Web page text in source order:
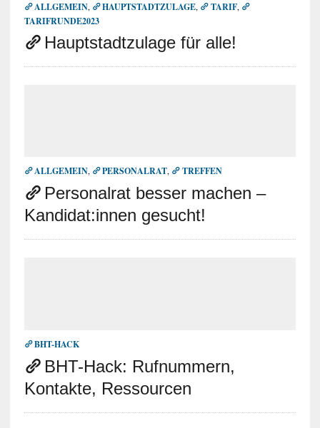
ALLGEMEIN, HAUPTSTADTZULAGE, TARIF,
TARIFRUNDE2023
Hauptstadtzulage für alle!
ALLGEMEIN, PERSONALRAT, TREFFEN
Personalrat besser machen –
Kandidat:innen gesucht!
BHT-HACK
BHT-Hack: Rufnummern,
Kontakte, Ressourcen